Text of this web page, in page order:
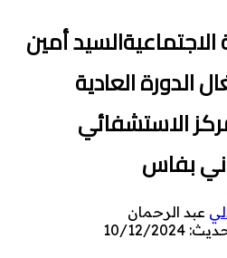
أمين
الدورة العادية
الاستشفائي
بفاس
عبد الرحمان
12/2024